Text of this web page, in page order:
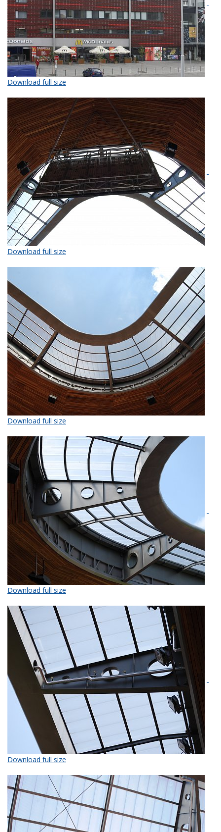
Download full size
Download full size
Download full size
Download full size
Download full size